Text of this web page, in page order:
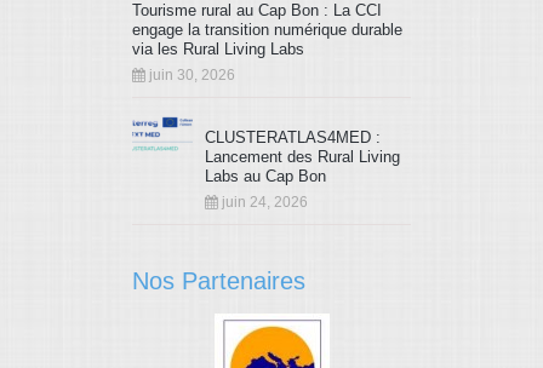
Tourisme rural au Cap Bon : La CCI
engage la transition numérique durable
via les Rural Living Labs
juin 30, 2026
CLUSTERATLAS4MED :
Lancement des Rural Living
Labs au Cap Bon
juin 24, 2026
Nos Partenaires